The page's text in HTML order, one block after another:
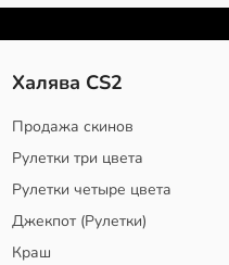
Халява CS2
Продажа скинов
Рулетки три цвета
Рулетки четыре цвета
Джекпот (Рулетки)
Краш